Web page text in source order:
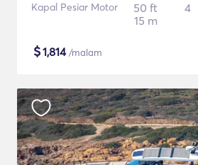
Kapal Pesiar Motor
50 ft
15 m
4
$1,814/malam